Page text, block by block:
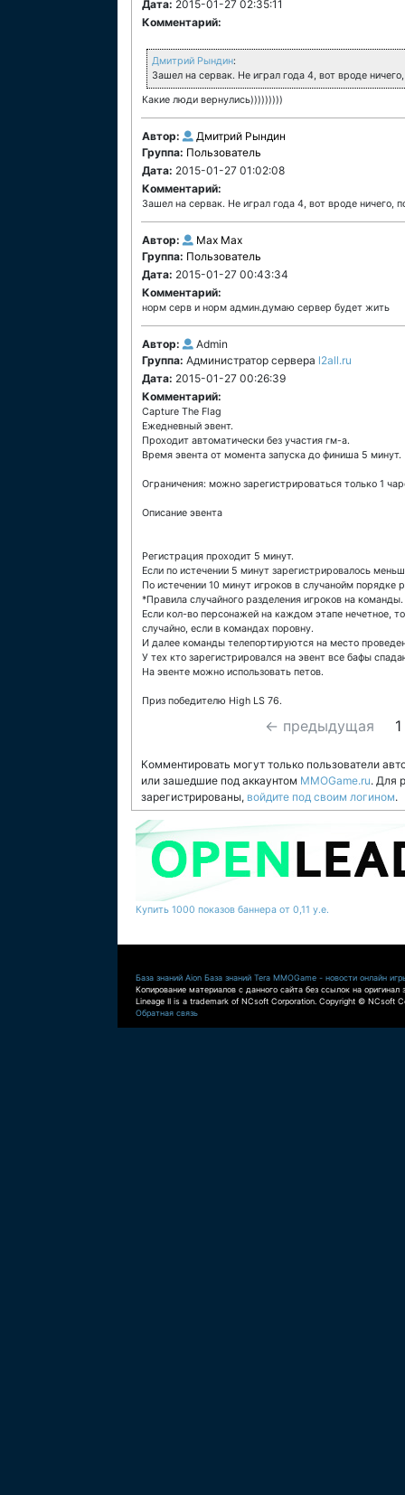
Дата: 2015-01-27 02:35:11
Комментарий:
Дмитрий Рындин:
Зашел на сервак. Не играл года 4, вот вроде
Какие люди вернулись)))))))))
Автор:
Дмитрий Рындин
Группа: Пользователь
Дата: 2015-01-27 01:02:08
Комментарий:
Зашел на сервак. Не играл года 4, вот вроде ничего,
Автор:
Max Max
Группа: Пользователь
Дата: 2015-01-27 00:43:34
Комментарий:
норм серв и норм админ.думаю сервер будет жить
Автор:
Admin
Группа: Администратор сервера l2all.ru
Дата: 2015-01-27 00:26:39
Комментарий:
Capture The Flag
Ежедневный эвент.
Проходит автоматически без участия гм-а.
Время эвента от момента запуска до финиша 5 минут.
Ограничения: можно зарегистрироваться только 1
Описание эвента
Регистрация проходит 5 минут.
Если по истечении 5 минут зарегистрировалось
По истечении 10 минут игроков в случанойм порядке
*Правила случайного разделения игроков на команды.
Если кол-во персонажей на каждом этапе нечетное,
случайно, если в командах поровну.
И далее команды телепортируются на место
У тех кто зарегистрировался на эвент все бафы
На эвенте можно использовать петов.
Приз победителю High LS 76.
← предыдущая 1
Комментировать могут только пользователи
или зашедшие под аккаунтом MMOGame.ru. Для
зарегистрированы, войдите под своим логином.
Купить 1000 показов баннера от 0,11 у.е.
База знаний Aion База знаний Tera MMOGame - новости онлайн
Копирование материалов с данного сайта без ссылок на оригинал
Lineage II is a trademark of NCsoft Corporation. Copyright © NCsoft
Обратная связь